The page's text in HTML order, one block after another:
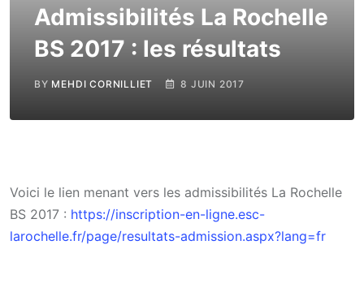
Admissibilités La Rochelle
BS 2017 : les résultats
BY MEHDI CORNILLIET 8 JUIN 2017
Voici le lien menant vers les admissibilités La Rochelle
BS 2017 : https://inscription-en-ligne.esc-
larochelle.fr/page/resultats-admission.aspx?lang=fr